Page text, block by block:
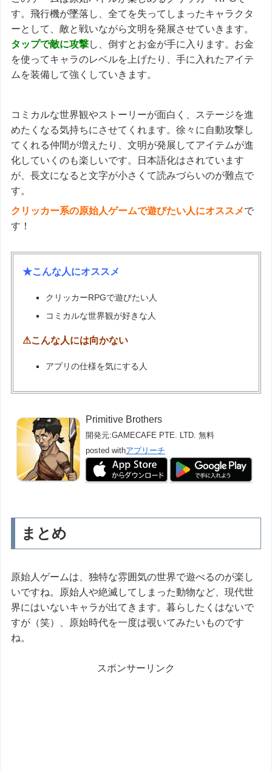
す。飛行機が墜落し、全てを失ってしまったキャラクタ
ーとして、敵と戦いながら文明を発展させていきます。
タップで敵に攻撃し、倒すとお金が手に入ります。お金
を使ってキャラのレベルを上げたり、手に入れたアイテ
ムを装備して強くしていきます。
コミカルな世界観やストーリーが面白く、ステージを進
めたくなる気持ちにさせてくれます。徐々に自動攻撃し
てくれる仲間が増えたり、文明が発展してアイテムが進
化していくのも楽しいです。日本語化はされています
が、長文になると文字が小さくて読みづらいのが難点で
す。
クリッカー系の原始人ゲームで遊びたい人にオススメで
す！
★こんな人にオススメ
クリッカーRPGで遊びたい人
コミカルな世界観が好きな人
⚠こんな人には向かない
アプリの仕様を気にする人
Primitive Brothers
開発元:GAMECAFE PTE. LTD. 無料
posted withアプリーチ
まとめ
原始人ゲームは、独特な雰囲気の世界で遊べるのが楽し
いですね。原始人や絶滅してしまった動物など、現代世
界にはいないキャラが出てきます。暮らしたくはないで
すが（笑）、原始時代を一度は覗いてみたいものです
ね。
スポンサーリンク